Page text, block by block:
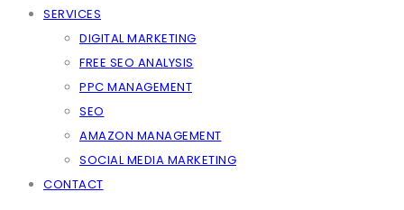
SERVICES
DIGITAL MARKETING
FREE SEO ANALYSIS
PPC MANAGEMENT
SEO
AMAZON MANAGEMENT
SOCIAL MEDIA MARKETING
CONTACT